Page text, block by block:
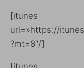
[itunes
url=»https://
?mt=8″/]